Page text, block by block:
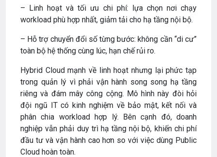
– Linh hoạt và tối ưu chi phí: lựa chọn nơi chạy
workload phù hợp nhất, giảm tải cho hạ tầng nội bộ.
– Hỗ trợ chuyển đổi số từng bước: không cần “di cư”
toàn bộ hệ thống cùng lúc, hạn chế rủi ro.
Hybrid Cloud mạnh về linh hoạt nhưng lại phức tạp
trong quản lý vì phải vận hành song song hạ tầng
riêng và đám mây công cộng. Mô hình này đòi hỏi
đội ngũ IT có kinh nghiệm về bảo mật, kết nối và
phân chia workload hợp lý. Bên cạnh đó, doanh
nghiệp vẫn phải duy trì hạ tầng nội bộ, khiến chi phí
đầu tư và vận hành cao hơn so với việc dùng Public
Cloud hoàn toàn.